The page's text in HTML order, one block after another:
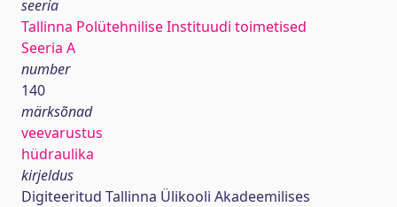
seeria
Tallinna Polütehnilise Instituudi toimetised
Seeria A
number
140
märksõnad
veevarustus
hüdraulika
kirjeldus
Digiteeritud Tallinna Ülikooli Akadeemilises